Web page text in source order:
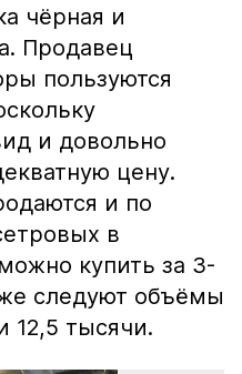
чёрная и
Продавец
пользуются
и довольно
цену.
и по
в
купить за 3-
следуют объёмы
12,5 тысячи.